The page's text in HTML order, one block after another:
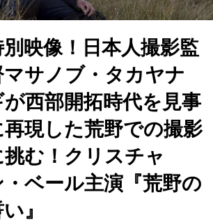
別映像！日本人撮影監
マサノブ・タカヤナ
が西部開拓時代を見事
再現した荒野での撮影
挑む！クリスチャ
・ベール主演『荒野の
』